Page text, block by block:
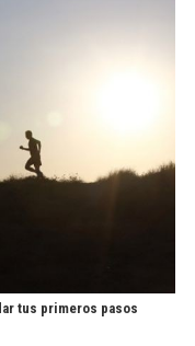
tus primeros pasos